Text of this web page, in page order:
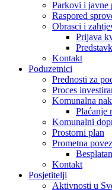
Parkovi i javne
Raspored
Obrasci i
Prijava
Kontakt
Poduzetnici
Prednosti za
Proces
Komunalna
Plaćanje
Komunalni
Prostorni plan
Prometna
Kontakt
Posjetitelji
Aktivnosti u